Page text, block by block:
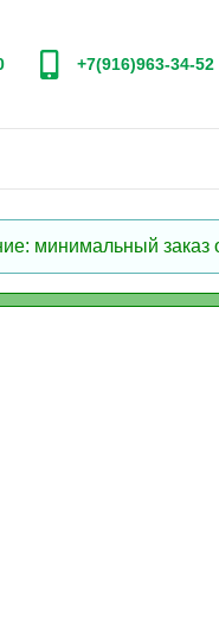
+7(916)963-34-52
заказ